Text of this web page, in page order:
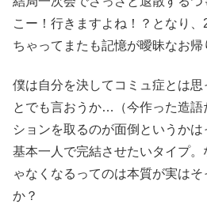
こー！行きますよね！？となり
ちゃってまたも記憶が曖昧なお帰
僕は自分を決してコミュ症とは
とでも言おうか…（今作った造語
ションを取るのが面倒というか
基本一人で完結させたいタイプ
ゃなくなるってのは本質が実は
か？